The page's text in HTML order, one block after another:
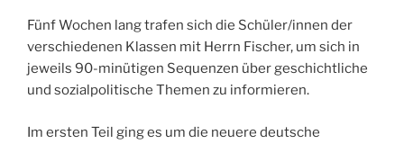
Fünf Wochen lang trafen sich die Schüler/innen der
verschiedenen Klassen mit Herrn Fischer, um sich in
jeweils 90-minütigen Sequenzen über geschichtliche
und sozialpolitische Themen zu informieren.
Im ersten Teil ging es um die neuere deutsche